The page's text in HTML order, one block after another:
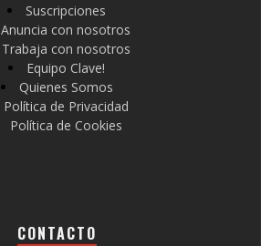
Suscripciones
Anuncia con nosotros
Trabaja con nosotros
Equipo Clave!
Quienes Somos
Política de Privacidad
Política de Cookies
CONTACTO